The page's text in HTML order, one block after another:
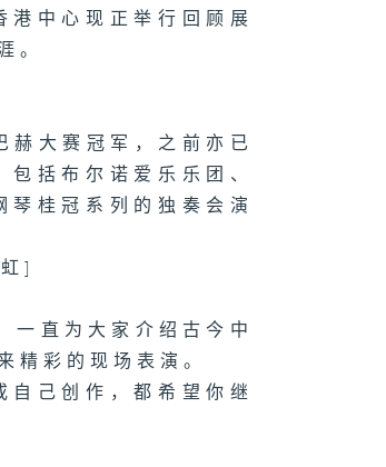
港中心现正举行回顾展
。
赫大赛冠军，之前亦已
括布尔诺爱乐乐团、
桂冠系列的独奏会演
]
一直为大家介绍古今中
精彩的现场表演。
自己创作，都希望你继